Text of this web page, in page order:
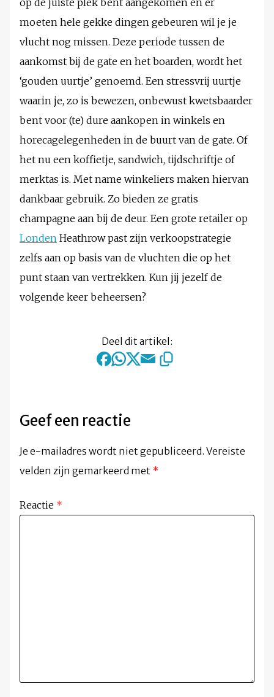
op de juiste plek bent aangekomen en er
moeten hele gekke dingen gebeuren wil je je
vlucht nog missen. Deze periode tussen de
aankomst bij de gate en het boarden, wordt het
‘gouden uurtje’ genoemd. Een stressvrij uurtje
waarin je, zo is bewezen, onbewust kwetsbaarder
bent voor (te) dure aankopen in winkels en
horecagelegenheden in de buurt van de gate. Of
het nu een koffietje, sandwich, tijdschriftje of
merktas is. Met name winkeliers maken hiervan
dankbaar gebruik. Zo bieden ze gratis
champagne aan bij de deur. Een grote retailer op
Londen Heathrow past zijn verkoopstrategie
zelfs aan op basis van de vluchten die op het
punt staan van vertrekken. Kun jij jezelf de
volgende keer beheersen?
Deel dit artikel:
Geef een reactie
Je e-mailadres wordt niet gepubliceerd. Vereiste
velden zijn gemarkeerd met *
Reactie *